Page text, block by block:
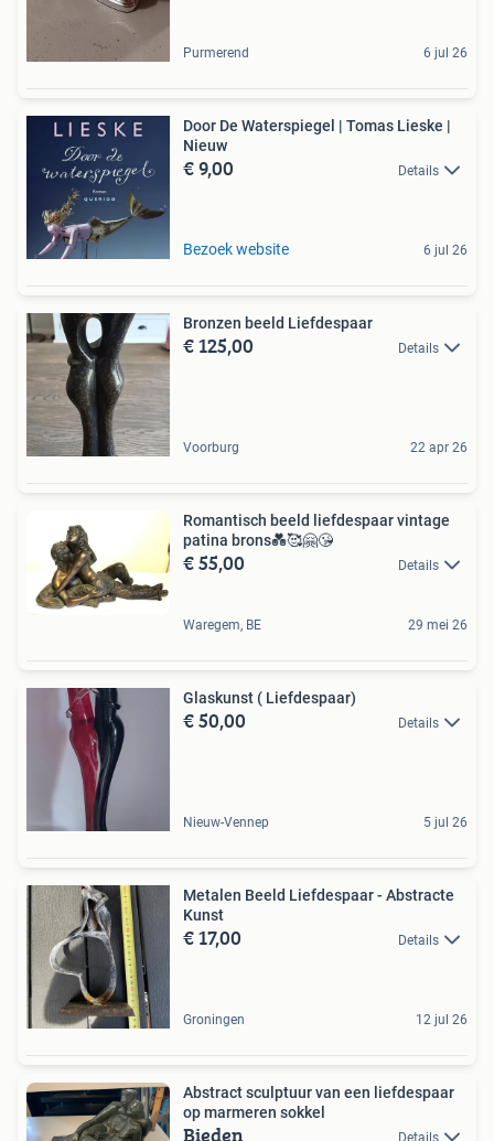
Purmerend 6 jul 26
Door De Waterspiegel | Tomas Lieske |
Nieuw
€ 9,00 Details
Bezoek website 6 jul 26
Bronzen beeld Liefdespaar
€ 125,00 Details
Voorburg 22 apr 26
Romantisch beeld liefdespaar vintage
patina brons💑🥰🤗😘
€ 55,00 Details
Waregem, BE 29 mei 26
Glaskunst ( Liefdespaar)
€ 50,00 Details
Nieuw-Vennep 5 jul 26
Metalen Beeld Liefdespaar - Abstracte
Kunst
€ 17,00 Details
Groningen 12 jul 26
Abstract sculptuur van een liefdespaar
op marmeren sokkel
Bieden Details